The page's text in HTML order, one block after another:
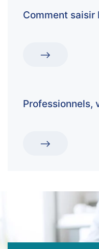
Comment saisir
Professionnels,